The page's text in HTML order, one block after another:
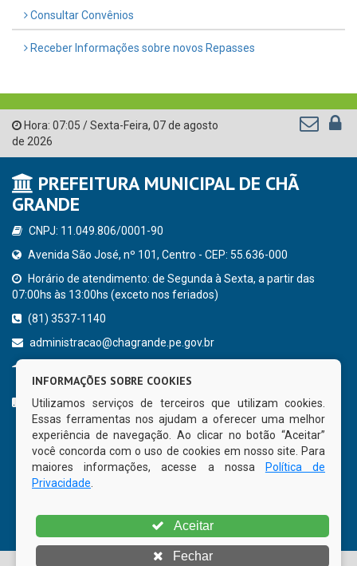
Consultar Convênios
Receber Informações sobre novos Repasses
Hora: 07:05 /Sexta-Feira, 07 de agosto
de 2026
PREFEITURA MUNICIPAL DE CHÃ
GRANDE
CNPJ: 11.049.806/0001-90
Avenida São José, nº 101, Centro - CEP: 55.636-000
Horário de atendimento: de Segunda à Sexta, a partir das
07:00hs às 13:00hs (exceto nos feriados)
(81) 3537-1140
administracao@chagrande.pe.gov.br
CURTA NOSSA FAN PAGE
INFORMAÇÕES SOBRE COOKIES
Utilizamos serviços de terceiros que utilizam cookies.
Essas ferramentas nos ajudam a oferecer uma melhor
experiência de navegação. Ao clicar no botão “Aceitar”
você concorda com o uso de cookies em nosso site. Para
maiores informações, acesse a nossa
Política de
Privacidade
Aceitar
Fechar